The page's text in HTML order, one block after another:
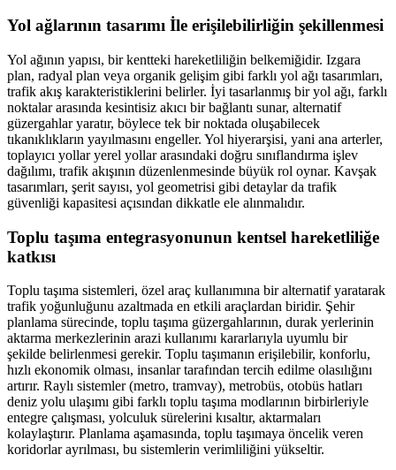
Yol ağlarının tasarımı İle erişilebilirliğin şekillenmesi
Yol ağının yapısı, bir kentteki hareketliliğin belkemiğidir. Izgara
plan, radyal plan veya organik gelişim gibi farklı yol ağı tasarımları,
trafik akış karakteristiklerini belirler. İyi tasarlanmış bir yol ağı, farklı
noktalar arasında kesintisiz akıcı bir bağlantı sunar, alternatif
güzergahlar yaratır, böylece tek bir noktada oluşabilecek
tıkanıklıkların yayılmasını engeller. Yol hiyerarşisi, yani ana arterler,
toplayıcı yollar yerel yollar arasındaki doğru sınıflandırma işlev
dağılımı, trafik akışının düzenlenmesinde büyük rol oynar. Kavşak
tasarımları, şerit sayısı, yol geometrisi gibi detaylar da trafik
güvenliği kapasitesi açısından dikkatle ele alınmalıdır.
Toplu taşıma entegrasyonunun kentsel hareketliliğe
katkısı
Toplu taşıma sistemleri, özel araç kullanımına bir alternatif yaratarak
trafik yoğunluğunu azaltmada en etkili araçlardan biridir. Şehir
planlama sürecinde, toplu taşıma güzergahlarının, durak yerlerinin
aktarma merkezlerinin arazi kullanımı kararlarıyla uyumlu bir
şekilde belirlenmesi gerekir. Toplu taşımanın erişilebilir, konforlu,
hızlı ekonomik olması, insanlar tarafından tercih edilme olasılığını
artırır. Raylı sistemler (metro, tramvay), metrobüs, otobüs hatları
deniz yolu ulaşımı gibi farklı toplu taşıma modlarının birbirleriyle
entegre çalışması, yolculuk sürelerini kısaltır, aktarmaları
kolaylaştırır. Planlama aşamasında, toplu taşımaya öncelik veren
koridorlar ayrılması, bu sistemlerin verimliliğini yükseltir.